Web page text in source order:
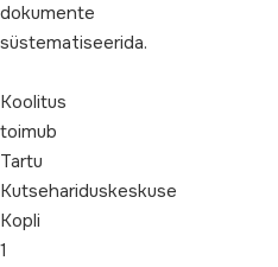
dokumente
süstematiseerida.
Koolitus
toimub
Tartu
Kutsehariduskeskuse
Kopli
1